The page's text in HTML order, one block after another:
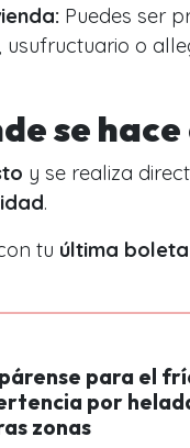
Puedes ser
usufructuario o
se
y se realiza
.
tu última
para el
por
zonas